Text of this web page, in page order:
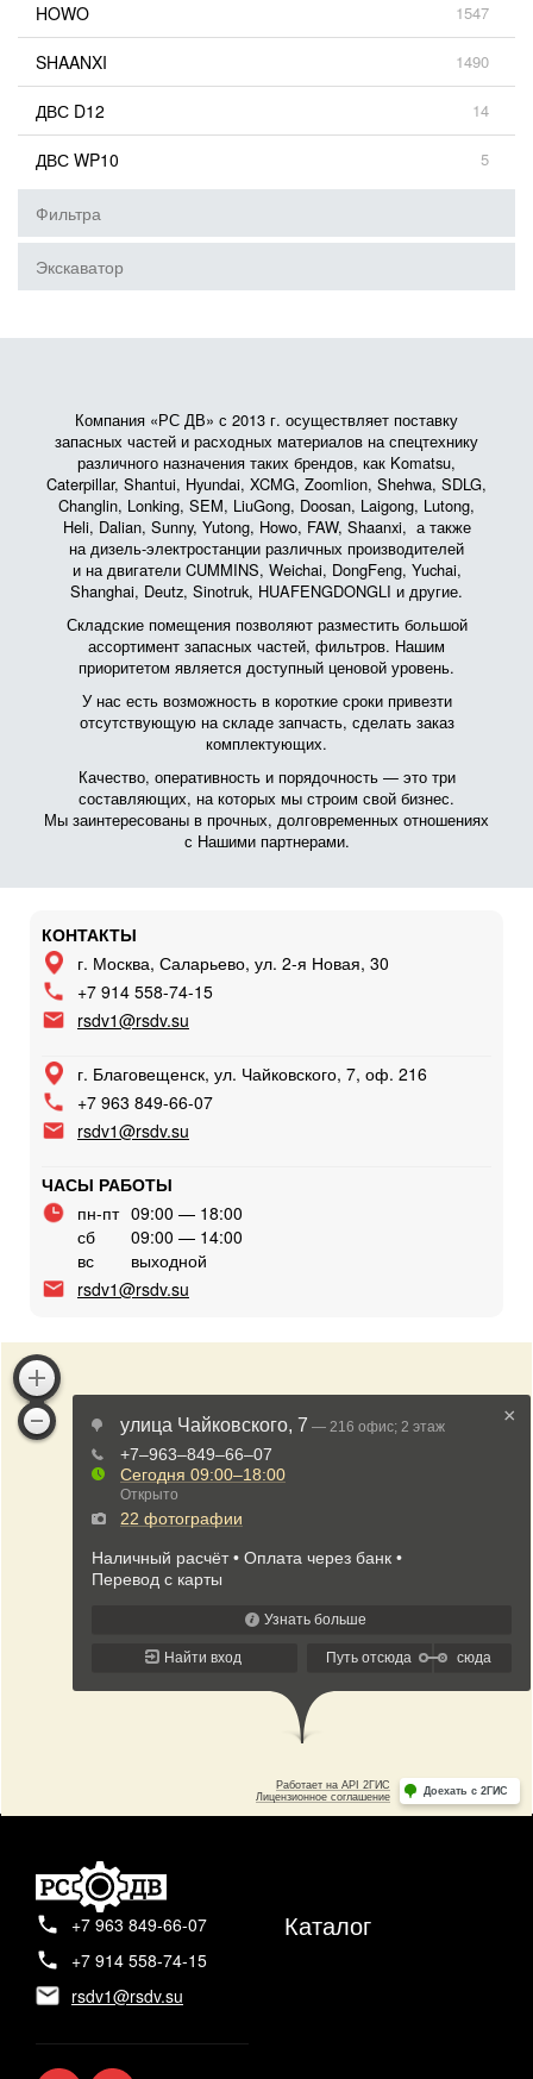
HOWO 1547
SHAANXI 1490
ДВС D12 14
ДВС WP10 5
Фильтра
Экскаватор
Компания «РС ДВ» с 2013 г. осуществляет поставку
запасных частей и расходных материалов на спецтехнику
различного назначения таких брендов, как Komatsu,
Caterpillar, Shantui, Hyundai, XCMG, Zoomlion, Shehwa, SDLG,
Changlin, Lonking, SEM, LiuGong, Doosan, Laigong, Lutong,
Heli, Dalian, Sunny, Yutong, Howo, FAW, Shaanxi, а также
на дизель-электростанции различных производителей
и на двигатели CUMMINS, Weichai, DongFeng, Yuchai,
Shanghai, Deutz, Sinotruk, HUAFENGDONGLI и другие.
Складские помещения позволяют разместить большой
ассортимент запасных частей, фильтров. Нашим
приоритетом является доступный ценовой уровень.
У нас есть возможность в короткие сроки привезти
отсутствующую на складе запчасть, сделать заказ
комплектующих.
Качество, оперативность и порядочность — это три
составляющих, на которых мы строим свой бизнес.
Мы заинтересованы в прочных, долговременных отношениях
с Нашими партнерами.
КОНТАКТЫ
г. Москва, Саларьево, ул. 2-я Новая, 30
+7 914 558-74-15
rsdv1@rsdv.su
г. Благовещенск, ул. Чайковского, 7, оф. 216
+7 963 849-66-07
rsdv1@rsdv.su
ЧАСЫ РАБОТЫ
пн-пт 09:00 — 18:00
сб
09:00 — 14:00
вс
выходной
rsdv1@rsdv.su
+7 963 849-66-07
+7 914 558-74-15
rsdv1@rsdv.su
Каталог